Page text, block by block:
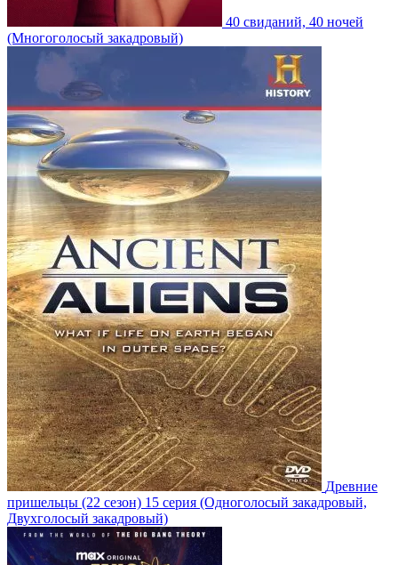
40 свиданий, 40 ночей
(Многоголосый закадровый)
Древние
пришельцы (22 сезон) 15 серия (Одноголосый закадровый,
Двухголосый закадровый)